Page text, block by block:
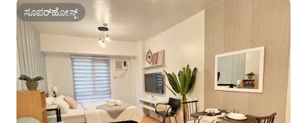
ಸೂಪರ್‌ಹೋಸ್ಟ್
ಸೂಪರ್‌ಹೋಸ್ಟ್